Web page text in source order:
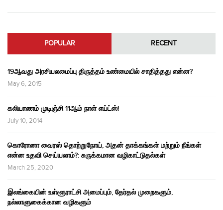
POPULAR RECENT
19ஆவது அரசியலமைப்பு திருத்தம் உண்மையில் சாதித்தது என்ன?
May 6, 2015
கலியாணம் முடிஞ்சி 11ஆம் நாள் எய்ட்ஸ்!
July 10, 2014
கொரோனா வைரஸ் தொற்றுநோய், அதன் தாக்கங்கள் மற்றும் நீங்கள்
என்ன உதவி செய்யலாம்?: சுருக்கமான வழிகாட்டுதல்கள்
March 25, 2020
இலங்கையின் உள்ளூராட்சி அமைப்பும், தேர்தல் முறைகளும்,
நல்லாளுகைக்கான வழிகளும்